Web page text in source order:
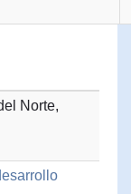
Norte,